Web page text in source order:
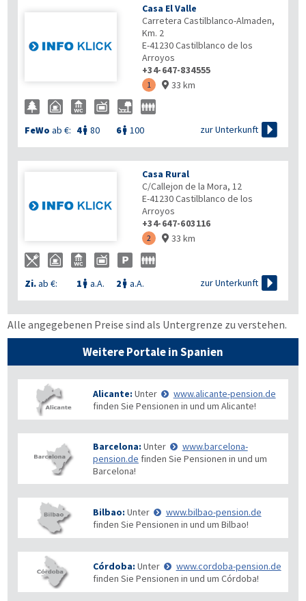
Casa El Valle
Carretera Castilblanco-Almaden,
Km. 2
E-41230Castilblanco de los
Arroyos
+34-647-834555
1  33 km
FeWo ab €: 4 80 6 100 zur Unterkunft 
Casa Rural
C/Callejon de la Mora, 12
E-41230Castilblanco de los
Arroyos
+34-647-603116
2  33 km
Zi.ab €: 1  a.A. 2  a.A. zur Unterkunft 
Alle angegebenen Preise sind als Untergrenze zu verstehen.
Weitere Portale in Spanien
Alicante: Unter
www.alicante-pension.de
finden Sie Pensionen in und um Alicante!
Barcelona: Unter
www.barcelona-
pension.de finden Sie Pensionen in und um
Barcelona!
Bilbao: Unter
www.bilbao-pension.de
finden Sie Pensionen in und um Bilbao!
Córdoba: Unter
www.cordoba-pension.de
finden Sie Pensionen in und um Córdoba!